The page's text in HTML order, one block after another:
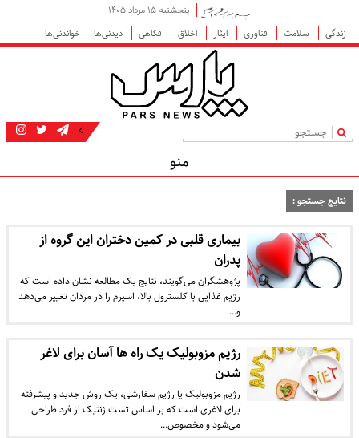
پنجشنبه ۱۵ مرداد ۱۴۰۵
زندگی
سلامت فناوری ایثار اخلاق فکاهی دیدنی‌ها خواندنی‌ها
|
منو
نتایج جستجو :
بیماری قلبی در کمین دختران این گروه از
پدران
پژوهشگران می‌گویند، نتایج یک مطالعه نشان داده است که
رژیم غذایی با کلسترول بالا، اسپرم را در مردان تغییر می‌دهد
و…
رژیم مزوبولیک یک راه ها آسان برای لاغر
شدن
رژیم مزوبولیک یا رژیم سفارشی، یک روش جدید و پیشرفته
برای لاغری است که بر اساس تست ژنتیک از فرد طراحی
می‌شود و مخصوص…